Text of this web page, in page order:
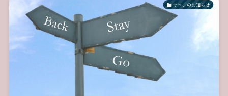
サロンのお知らせ